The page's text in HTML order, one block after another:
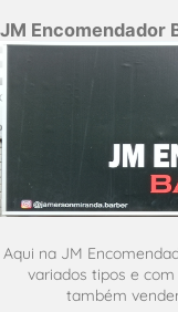
JM Encomendador
Aqui na JM
variados tipos e
também